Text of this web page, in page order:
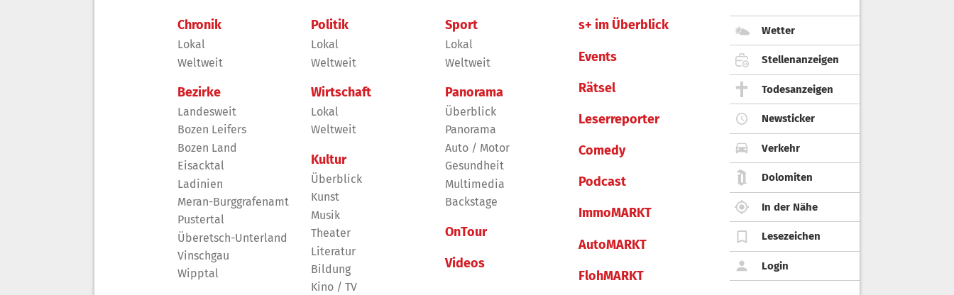
Chronik
Lokal
Weltweit
Bezirke
Landesweit
Bozen Leifers
Bozen Land
Eisacktal
Ladinien
Meran-Burggrafenamt
Pustertal
Überetsch-Unterland
Vinschgau
Wipptal
Politik
Lokal
Weltweit
Wirtschaft
Lokal
Weltweit
Kultur
Überblick
Kunst
Musik
Theater
Literatur
Bildung
Kino / TV
Sport
Lokal
Weltweit
Panorama
Überblick
Panorama
Auto / Motor
Gesundheit
Multimedia
Backstage
OnTour
Videos
s+ im Überblick
Events
Rätsel
Leserreporter
Comedy
Podcast
ImmoMARKT
AutoMARKT
FlohMARKT
Wetter
Stellenanzeigen
Todesanzeigen
Newsticker
Verkehr
Dolomiten
In der Nähe
Lesezeichen
Login